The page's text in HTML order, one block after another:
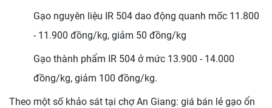
Gạo nguyên liệu IR 504 dao động quanh mốc 11.800
- 11.900 đồng/kg, giảm 50 đồng/kg
Gạo thành phẩm IR 504 ở mức 13.900 - 14.000
đồng/kg, giảm 100 đồng/kg.
Theo một số khảo sát tại chợ An Giang: giá bán lẻ gạo ổn